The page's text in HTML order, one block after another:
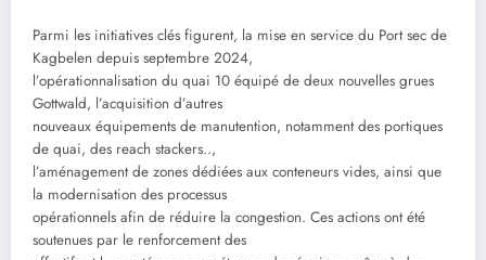
Parmi les initiatives clés figurent, la mise en service du Port sec de
Kagbelen depuis septembre 2024,
l’opérationnalisation du quai 10 équipé de deux nouvelles grues
Gottwald, l’acquisition d’autres
nouveaux équipements de manutention, notamment des portiques
de quai, des reach stackers..,
l’aménagement de zones dédiées aux conteneurs vides, ainsi que
la modernisation des processus
opérationnels afin de réduire la congestion. Ces actions ont été
soutenues par le renforcement des